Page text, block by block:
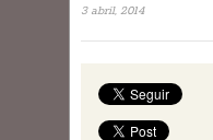
3 abril, 2014